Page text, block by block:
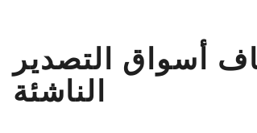
أسواق التصدير
الناشئة